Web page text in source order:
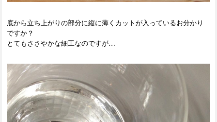
底から立ち上がりの部分に縦に薄くカットが入っているお分かり
ですか？
とてもささやかな細工なのですが…